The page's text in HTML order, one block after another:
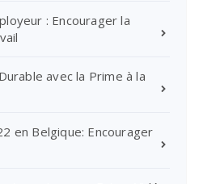
: Encourager la
avec la Prime à la
en Belgique: Encourager